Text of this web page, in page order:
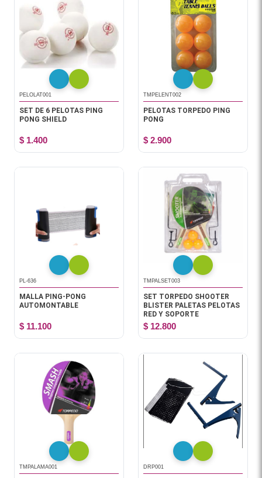
PELOLAT001
SET DE 6 PELOTAS PING
PONG SHIELD
$ 1.400
TMPELENT002
PELOTAS TORPEDO PING
PONG
$ 2.900
PL-636
MALLA PING-PONG
AUTOMONTABLE
$ 11.100
TMPALSET003
SET TORPEDO SHOOTER
BLISTER PALETAS PELOTAS
RED Y SOPORTE
$ 12.800
TMPALAMA001 DRP001